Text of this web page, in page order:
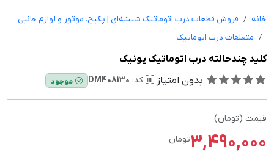
خانه
فروش قطعات درب اتوماتیک شیشه‌ای | پکیج، موتور و لوازم جانبی
متعلقات درب اتوماتیک
کلید چندحالته درب اتوماتیک یونیک
بدون امتیاز
کد: DM408130 موجود
قیمت (تومان)
3,490,000تومان